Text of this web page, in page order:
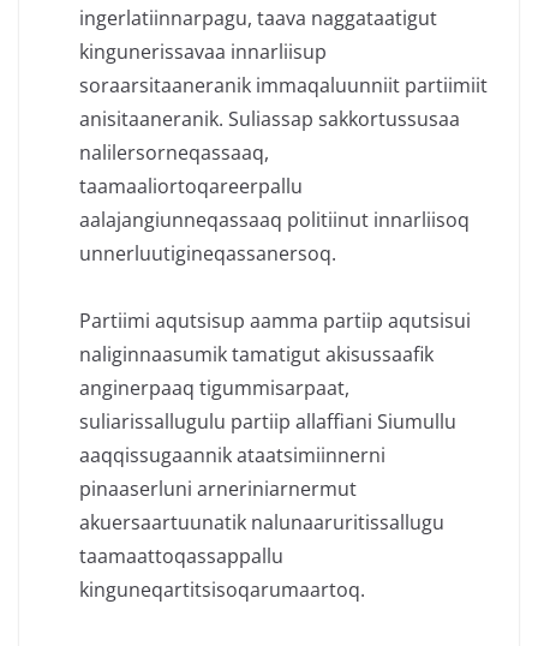
ingerlatiinnarpagu, taava naggataatigut
kingunerissavaa innarliisup
soraarsitaaneranik immaqaluunniit partiimiit
anisitaaneranik. Suliassap sakkortussusaa
nalilersorneqassaaq,
taamaaliortoqareerpallu
aalajangiunneqassaaq politiinut innarliisoq
unnerluutigineqassanersoq.
Partiimi aqutsisup aamma partiip aqutsisui
naliginnaasumik tamatigut akisussaafik
anginerpaaq tigummisarpaat,
suliarissallugulu partiip allaffiani Siumullu
aaqqissugaannik ataatsimiinnerni
pinaaserluni arneriniarnermut
akuersaartuunatik nalunaaruritissallugu
taamaattoqassappallu
kinguneqartitsisoqarumaartoq.